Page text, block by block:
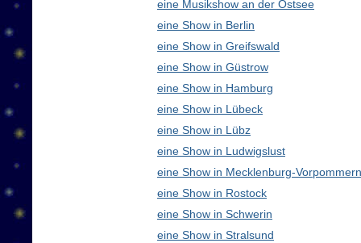
eine Musikshow an der Ostsee
eine Show in Berlin
eine Show in Greifswald
eine Show in Güstrow
eine Show in Hamburg
eine Show in Lübeck
eine Show in Lübz
eine Show in Ludwigslust
eine Show in Mecklenburg-
eine Show in Rostock
eine Show in Schwerin
eine Show in Stralsund